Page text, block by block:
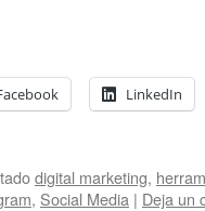
LinkedIn
digital marketing,
, Social Media | Deja un